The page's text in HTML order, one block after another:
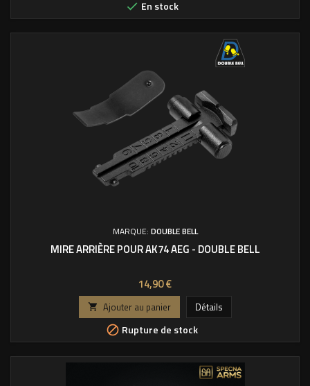
 En stock
MARQUE: DOUBLE BELL
MIRE ARRIÈRE POUR AK74 AEG - DOUBLE BELL
Prix
14,90 €
 Ajouter au panier
Détails
 Rupture de stock